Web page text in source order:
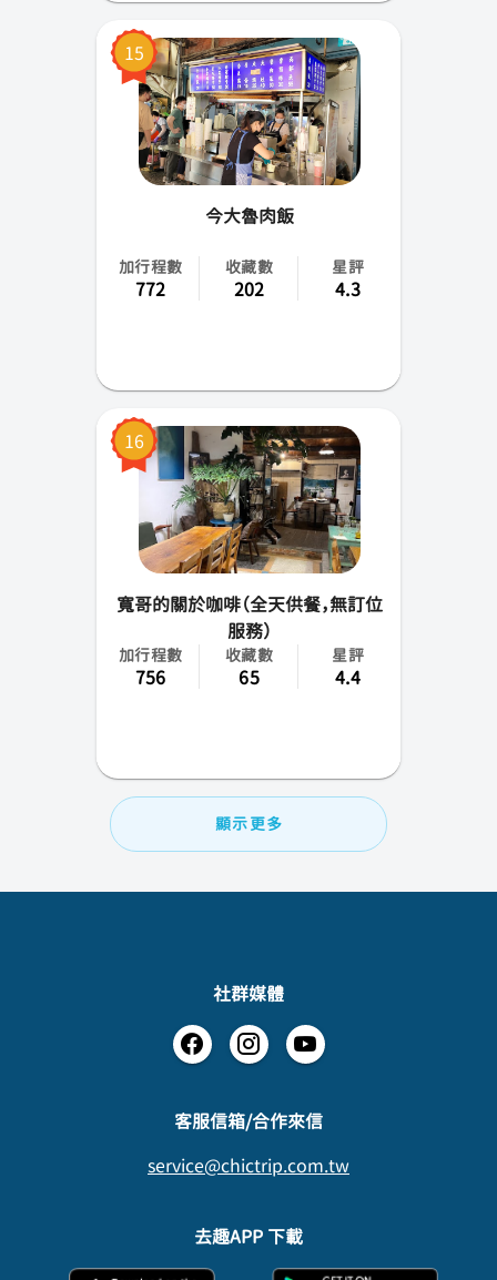
15
今大魯肉飯
加行程數
772
收藏數
202
星評
4.3
16
寬哥的關於咖啡（全天供餐，無訂位
服務）
加行程數
756
收藏數
65
星評
4.4
顯示更多
社群媒體
​客服信箱/合作來信
service@chictrip.com.tw
去趣APP 下載